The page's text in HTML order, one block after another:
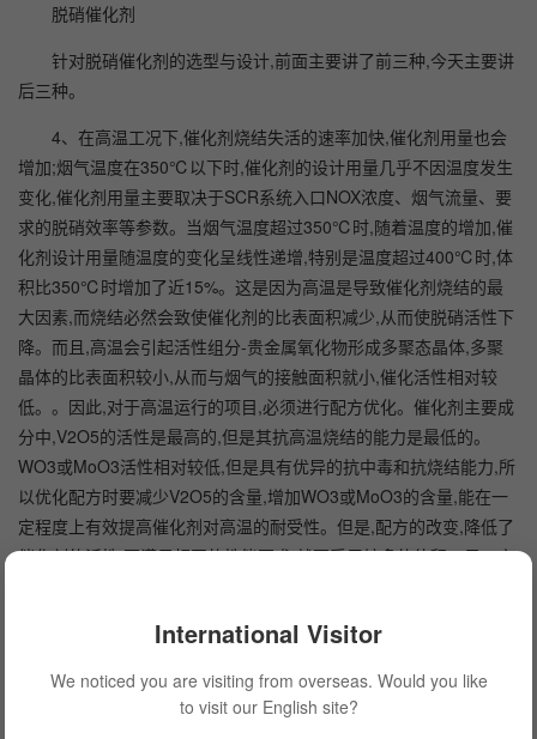
脱硝催化剂
针对脱硝催化剂的选型与设计,前面主要讲了前三种,今天主要讲
后三种。
4、在高温工况下,催化剂烧结失活的速率加快,催化剂用量也会
增加;烟气温度在350℃以下时,催化剂的设计用量几乎不因温度发生
变化,催化剂用量主要取决于SCR系统入口NOX浓度、烟气流量、要
求的脱硝效率等参数。当烟气温度超过350℃时,随着温度的增加,催
化剂设计用量随温度的变化呈线性递增,特别是温度超过400℃时,体
积比350℃时增加了近15%。这是因为高温是导致催化剂烧结的最
大因素,而烧结必然会致使催化剂的比表面积减少,从而使脱硝活性下
降。而且,高温会引起活性组分-贵金属氧化物形成多聚态晶体,多聚
晶体的比表面积较小,从而与烟气的接触面积就小,催化活性相对较
低。。因此,对于高温运行的项目,必须进行配方优化。催化剂主要成
分中,V2O5的活性是最高的,但是其抗高温烧结的能力是最低的。
WO3或MoO3活性相对较低,但是具有优异的抗中毒和抗烧结能力,所
以优化配方时要减少V2O5的含量,增加WO3或MoO3的含量,能在一
定程度上有效提高催化剂对高温的耐受性。但是,配方的改变,降低了
催化剂的活性,要满足相同的性能要求,就要采用较多的体积。另一方
和下游设备的堵塞;燃用高硫份煤种时,会导致烟气中SO2含量增加,即
使仍能保持1%的SO2氧化率,但是氧化生成的SO3总量仍会较高。
International Visitor
We noticed you are visiting from overseas. Would you like
to visit our English site?